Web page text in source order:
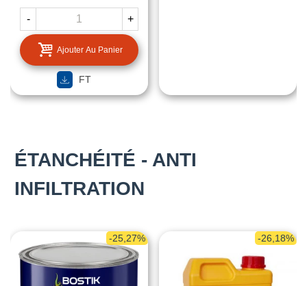
- +
Ajouter Au Panier
FT
ÉTANCHÉITÉ - ANTI
INFILTRATION
-25,27% -26,18%